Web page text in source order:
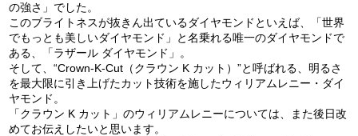
の強さ」でした。
このブライトネスが抜きん出ているダイヤモンドといえば、「世界
でもっとも美しいダイヤモンド」と名乗れる唯一のダイヤモンドで
ある、「ラザール ダイヤモンド」。
そして、“Crown-K-Cut（クラウン K カット）”と呼ばれる、明るさ
を最大限に引き上げたカット技術を施したウィリアムレニー・ダイ
ヤモンド。
「クラウン K カット」のウィリアムレニーについては、また後日改
めてお伝えしたいと思います。